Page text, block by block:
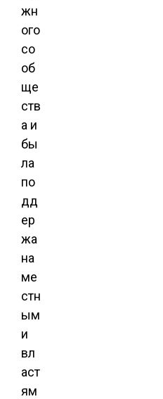
жн
ого
со
об
ще
ств
а и
бы
ла
по
дд
ер
жа
на
ме
стн
ым
и
вл
аст
ям